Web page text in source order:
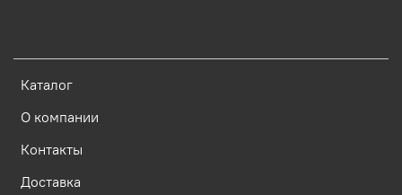
Каталог
О компании
Контакты
Доставка